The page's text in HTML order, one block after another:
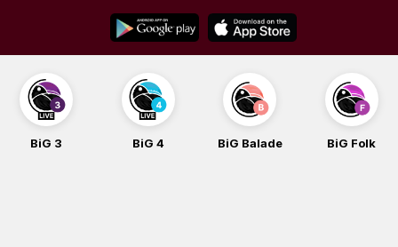
content
BiG 3 BiG 4 BiG Balade BiG Folk